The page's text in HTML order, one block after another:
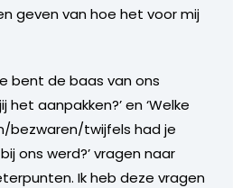
geven van hoe het voor mij
bent de baas van ons
het aanpakken?’ en ‘Welke
bezwaren/twijfels had je
ons werd?’ vragen naar
Ik heb deze vragen